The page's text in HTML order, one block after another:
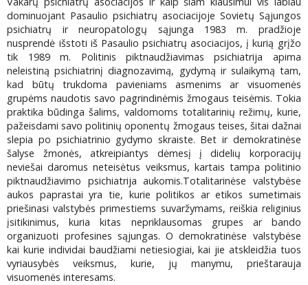
dominuojant Pasaulio psichiatrų asociacijoje Sovietų Sąjungos
psichiatrų ir neuropatologų sąjunga 1983 m. pradžioje
nusprendė išstoti iš Pasaulio psichiatrų asociacijos, į kurią grįžo
tik 1989 m. Politinis piktnaudžiavimas psichiatrija apima
neleistiną psichiatrinį diagnozavimą, gydymą ir sulaikymą tam,
kad būtų trukdoma pavieniams asmenims ar visuomenės
grupėms naudotis savo pagrindinėmis žmogaus teisėmis. Tokia
praktika būdinga šalims, valdomoms totalitarinių režimų, kurie,
pažeisdami savo politinių oponentų žmogaus teises, šitai dažnai
slepia po psichiatrinio gydymo skraiste. Bet ir demokratinėse
šalyse žmonės, atkreipiantys dėmesį į didelių korporacijų
neviešai daromus neteisėtus veiksmus, kartais tampa politinio
piktnaudžiavimo psichiatrija aukomis.Totalitarinėse valstybėse
aukos paprastai yra tie, kurie politikos ar etikos sumetimais
priešinasi valstybės primestiems suvaržymams, reiškia religinius
įsitikinimus, kuria kitas nepriklausomas grupes ar bando
organizuoti profesines sąjungas. O demokratinėse valstybėse
kai kurie individai baudžiami netiesiogiai, kai jie atskleidžia tuos
vyriausybės veiksmus, kurie, jų manymu, prieštarauja
visuomenės interesams.